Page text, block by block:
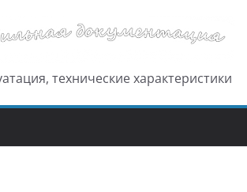
технические характеристики